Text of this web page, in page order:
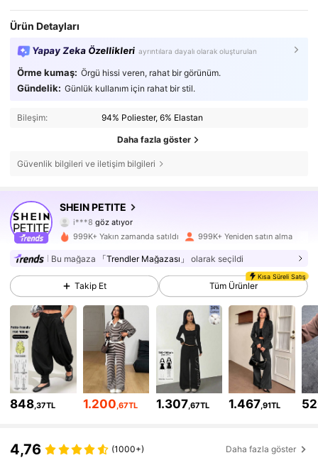
Ürün Detayları
Yapay Zeka Özellikleri ayrıntılara dayalı olarak oluşturulan
Örme kumaş: Örgü hissi veren, rahat bir görünüm.
Gündelik: Günlük kullanım için rahat bir stil.
Bileşim: 94% Poliester, 6% Elastan
Daha fazla göster
Güvenlik bilgileri ve iletişim bilgileri
SHEIN PETITE
i***8göz atıyor
4,83
2.3M Takipçiler
4,83 2.3M Takipçiler
2.3M Takipçiler
4,83 2.3M Takipçiler
4,83 2.3M Takipçiler
4,83 2.3M Takipçiler
999K+ Yakın zamanda satıldı 999K+ Yeniden satın alma
Bu mağaza 「Trendler Mağazası」 olarak seçildi
Takip Et
Kısa Süreli Satış
Tüm Ürünler
848,37TL 1.200,67TL 1.307,67TL 1.467,91TL
4,76 (1000+) Daha fazla göster